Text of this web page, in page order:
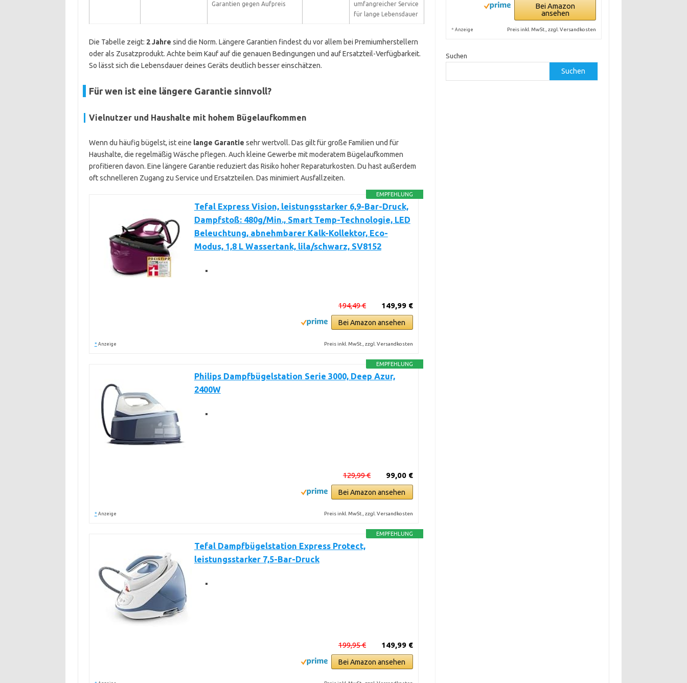
Garantien gegen Aufpreis
umfangreicher Service
für lange Lebensdauer
Die Tabelle zeigt: 2 Jahre sind die Norm. Längere Garantien findest du vor allem bei Premiumherstellern
oder als Zusatzprodukt. Achte beim Kauf auf die genauen Bedingungen und auf Ersatzteil-Verfügbarkeit.
So lässt sich die Lebensdauer deines Geräts deutlich besser einschätzen.
Für wen ist eine längere Garantie sinnvoll?
Vielnutzer und Haushalte mit hohem Bügelaufkommen
Wenn du häufig bügelst, ist eine lange Garantie sehr wertvoll. Das gilt für große Familien und für
Haushalte, die regelmäßig Wäsche pflegen. Auch kleine Gewerbe mit moderatem Bügelaufkommen
profitieren davon. Eine längere Garantie reduziert das Risiko hoher Reparaturkosten. Du hast außerdem
oft schnelleren Zugang zu Service und Ersatzteilen. Das minimiert Ausfallzeiten.
EMPFEHLUNG
Tefal Express Vision, leistungsstarker 6,9-Bar-Druck,
Dampfstoß: 480g/Min., Smart Temp-Technologie, LED
Beleuchtung, abnehmbarer Kalk-Kollektor, Eco-
Modus, 1,8 L Wassertank, lila/schwarz, SV8152
149,99 €
194,49 €
Bei Amazon ansehen
* Anzeige Preis inkl. MwSt., zzgl. Versandkosten
EMPFEHLUNG
Philips Dampfbügelstation Serie 3000, Deep Azur,
2400W
99,00 €
129,99 €
Bei Amazon ansehen
* Anzeige Preis inkl. MwSt., zzgl. Versandkosten
EMPFEHLUNG
Tefal Dampfbügelstation Express Protect,
leistungsstarker 7,5-Bar-Druck
149,99 €
199,95 €
Bei Amazon ansehen
Bei Amazon
ansehen
* Anzeige Preis inkl. MwSt., zzgl. Versandkosten
Suchen
Suchen